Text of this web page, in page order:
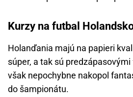
Kurzy na futbal
Holanďania majú na papieri
súper, a tak sú
však nepochybne nakopol
do šampionátu.